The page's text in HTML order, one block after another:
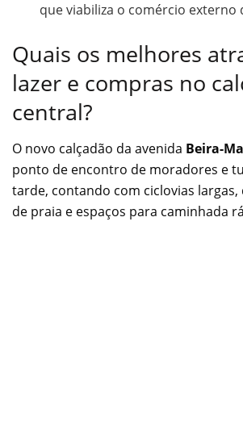
que viabiliza o comércio externo
Quais os melhores
lazer e compras no
central?
O novo calçadão da avenida Beira-
ponto de encontro de moradores e
tarde, contando com ciclovias largas,
de praia e espaços para caminhada